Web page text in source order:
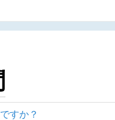
すか？